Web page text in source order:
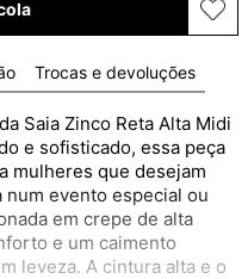
Trocas e devoluções
Saia Zinco Reta Alta Midi
e sofisticado, essa peça
mulheres que desejam
evento especial ou
em crepe de alta
e um caimento
leveza. A cintura alta e o